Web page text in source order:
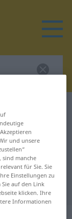
und unsere
sind manche
für Sie. Sie
Einstellungen zu
auf den Link
klicken. Ihre
Informationen